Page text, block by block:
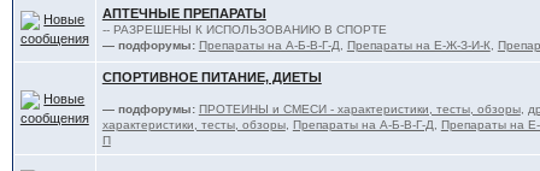
АПТЕЧНЫЕ ПРЕПАРАТЫ
-- РАЗРЕШЕНЫ К ИСПОЛЬЗОВАНИЮ В СПОРТЕ
— подфорумы: Препараты на А-Б-В-Г-Д Препараты на Е-Ж-З-И-К,
СПОРТИВНОЕ ПИТАНИЕ, ДИЕТЫ
— подфорумы: ПРОТЕИНЫ и СМЕСИ - характеристики, тесты, обзоры,
характеристики, тесты, обзоры, Препараты на А-Б-В-Г-Д
Препараты на
П